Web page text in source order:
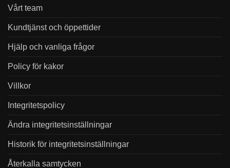
Vårt team
Kundtjänst och öppettider
Hjälp och vanliga frågor
Policy för kakor
Villkor
Integritetspolicy
Ändra integritetsinställningar
Historik för integritetsinställningar
Återkalla samtycken